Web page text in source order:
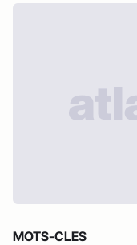
MOTS-CLES